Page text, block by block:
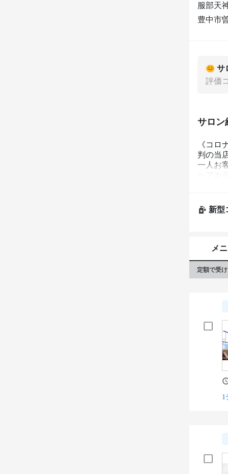
服部天
豊中市
サ
評価
サロン
《コロ
判の当
一人お
新型
メ
定額で受
1